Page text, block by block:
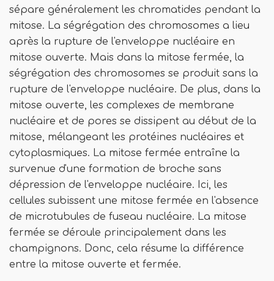
sépare généralement les chromatides pendant la
mitose. La ségrégation des chromosomes a lieu
après la rupture de l'enveloppe nucléaire en
mitose ouverte. Mais dans la mitose fermée, la
ségrégation des chromosomes se produit sans la
rupture de l'enveloppe nucléaire. De plus, dans la
mitose ouverte, les complexes de membrane
nucléaire et de pores se dissipent au début de la
mitose, mélangeant les protéines nucléaires et
cytoplasmiques. La mitose fermée entraîne la
survenue d'une formation de broche sans
dépression de l'enveloppe nucléaire. Ici, les
cellules subissent une mitose fermée en l'absence
de microtubules de fuseau nucléaire. La mitose
fermée se déroule principalement dans les
champignons. Donc, cela résume la différence
entre la mitose ouverte et fermée.